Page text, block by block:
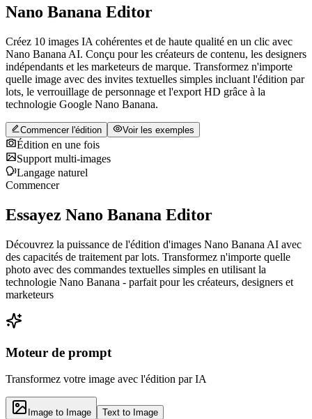
Nano Banana Editor
Créez 10 images IA cohérentes et de haute qualité en un clic avec
Nano Banana AI. Conçu pour les créateurs de contenu, les designers
indépendants et les marketeurs de marque. Transformez n'importe
quelle image avec des invites textuelles simples incluant l'édition par
lots, le verrouillage de personnage et l'export HD grâce à la
technologie Google Nano Banana.
Commencer l'édition Voir les exemples
Édition en une fois
Support multi‑images
Langage naturel
Commencer
Essayez Nano Banana Editor
Découvrez la puissance de l'édition d'images Nano Banana AI avec
des capacités de traitement par lots. Transformez n'importe quelle
photo avec des commandes textuelles simples en utilisant la
technologie Nano Banana - parfait pour les créateurs, designers et
marketeurs
Moteur de prompt
Transformez votre image avec l'édition par IA
Image to Image Text to Image